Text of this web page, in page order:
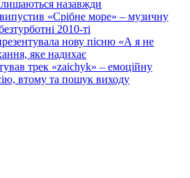
назавжди
«Срібне море» – музичну
2010-ті
нову пісню «А я не
яке надихає
трек «zaichyk» – емоційну
втому та пошук виходу